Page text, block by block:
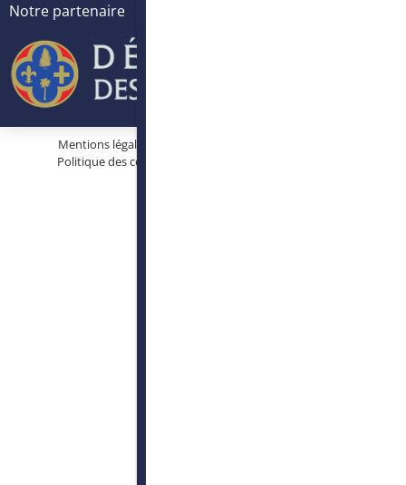
Notre partenaire
Mentions légales
Politique des cookies